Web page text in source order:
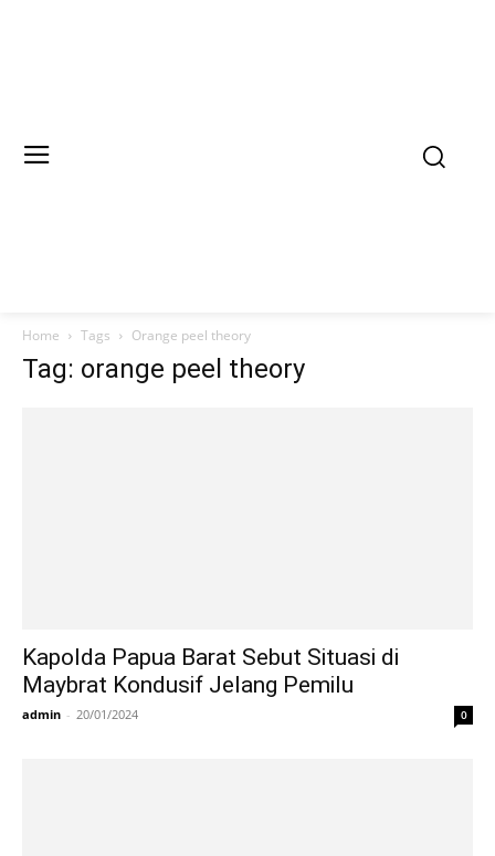
Home Tags Orange peel theory
Tag: orange peel theory
Kapolda Papua Barat Sebut Situasi di
Maybrat Kondusif Jelang Pemilu
admin - 20/01/2024 0